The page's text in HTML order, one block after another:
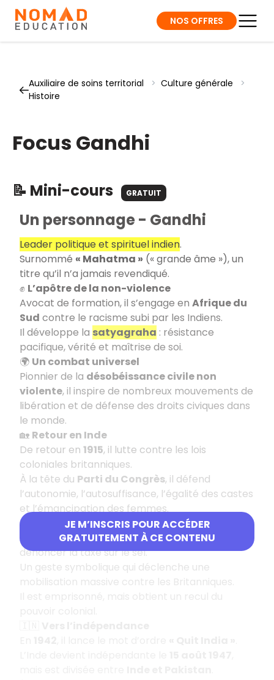
NOS OFFRES
Auxiliaire de soins territorial > Culture générale
>
Histoire
Focus Gandhi
📝 Mini-cours GRATUIT
JE M’INSCRIS POUR ACCÉDER
GRATUITEMENT À CE CONTENU
Un personnage - Gandhi
Leader politique et spirituel indien.
Surnommé « Mahatma » (« grande âme »), un
titre qu’il n’a jamais revendiqué.
✊ L’apôtre de la non-violence
Avocat de formation, il s’engage en Afrique du
Sud contre le racisme subi par les Indiens.
Il développe la satyagraha : résistance
pacifique, vérité et maîtrise de soi.
🌍 Un combat universel
Pionnier de la désobéissance civile non
violente, il inspire de nombreux mouvements de
libération et de défense des droits civiques dans
le monde.
🏡 Retour en Inde
De retour en 1915, il lutte contre les lois
coloniales britanniques.
À la tête du Parti du Congrès, il défend
l’autonomie, l’autosuffisance, l’égalité des castes
et l’émancipation des femmes.
🧂
La marche du sel (1930)
Gandhi mène une marche de 386 kmpour
dénoncer la taxe sur le sel.
Un geste symbolique qui déclenche une
mobilisation massive contre les Britanniques.